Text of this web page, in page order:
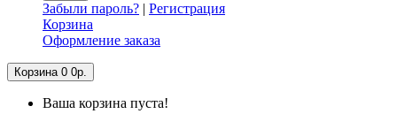
Забыли пароль? | Регистрация
Корзина
Оформление заказа
Корзина 0 0р.
Ваша корзина пуста!